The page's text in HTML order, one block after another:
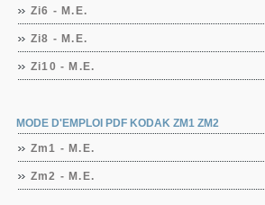
Zi6 - M.E.
Zi8 - M.E.
Zi10 - M.E.
MODE D'EMPLOI PDF KODAK ZM1 ZM2
Zm1 - M.E.
Zm2 - M.E.